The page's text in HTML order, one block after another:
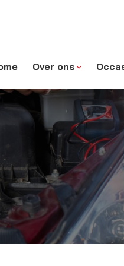
Over ons